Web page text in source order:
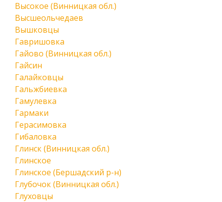
Высокое (Винницкая обл.)
Высшеольчедаев
Вышковцы
Гавришовка
Гайово (Винницкая обл.)
Гайсин
Галайковцы
Гальжбиевка
Гамулевка
Гармаки
Герасимовка
Гибаловка
Глинск (Винницкая обл.)
Глинское
Глинское (Бершадский р-н)
Глубочок (Винницкая обл.)
Глуховцы